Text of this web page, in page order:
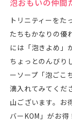
泡おもいの仲間
トリニティーをた
たちもかなりの優
には「泡きよめ」
ちょっとのんびり
ーソープ「泡ごこ
滴入れてみてくだ
山ございます。お
バーKOM」がお得